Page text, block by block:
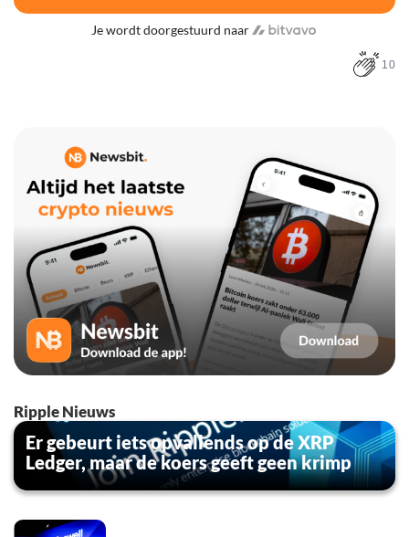
Je wordt doorgestuurd naar
10
Ripple Nieuws
Er gebeurt iets opvallends op de XRP
Ledger, maar de koers geeft geen krimp